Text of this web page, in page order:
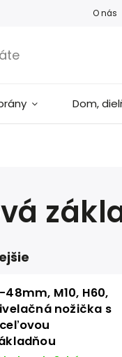
O nás
Dom,
48mm, M10, H60,
nožička s